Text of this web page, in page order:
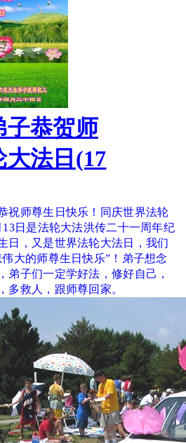
子恭贺师
法日(17
祝师尊生日快乐！同庆世界法轮
日是法轮大法洪传二十一周年纪
日，又是世界法轮大法日，我们
大的师尊生日快乐”！弟子想念
弟子们一定学好法，修好自己，
多救人，跟师尊回家。